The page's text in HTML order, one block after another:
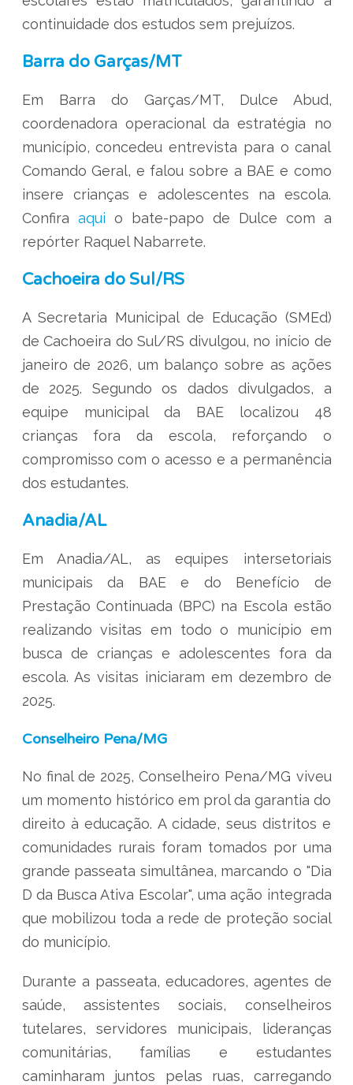
continuidade dos estudos sem prejuízos.
Barra do Garças/MT
Em Barra do Garças/MT, Dulce Abud,
coordenadora operacional da estratégia no
município, concedeu entrevista para o canal
Comando Geral, e falou sobre a BAE e como
insere crianças e adolescentes na escola.
Confira aqui o bate-papo de Dulce com a
repórter Raquel Nabarrete.
Cachoeira do Sul/RS
A Secretaria Municipal de Educação (SMEd)
de Cachoeira do Sul/RS divulgou, no início de
janeiro de 2026, um balanço sobre as ações
de 2025. Segundo os dados divulgados, a
equipe municipal da BAE localizou 48
crianças fora da escola, reforçando o
compromisso com o acesso e a permanência
dos estudantes.
Anadia/AL
Em Anadia/AL, as equipes intersetoriais
municipais da BAE e do Benefício de
Prestação Continuada (BPC) na Escola estão
realizando visitas em todo o município em
busca de crianças e adolescentes fora da
escola. As visitas iniciaram em dezembro de
2025.
Conselheiro Pena/MG
No final de 2025, Conselheiro Pena/MG viveu
um momento histórico em prol da garantia do
direito à educação. A cidade, seus distritos e
comunidades rurais foram tomados por uma
grande passeata simultânea, marcando o "Dia
D da Busca Ativa Escolar", uma ação integrada
que mobilizou toda a rede de proteção social
do município.
Durante a passeata, educadores, agentes de
saúde, assistentes sociais, conselheiros
tutelares, servidores municipais, lideranças
comunitárias, famílias e estudantes
caminharam juntos pelas ruas, carregando